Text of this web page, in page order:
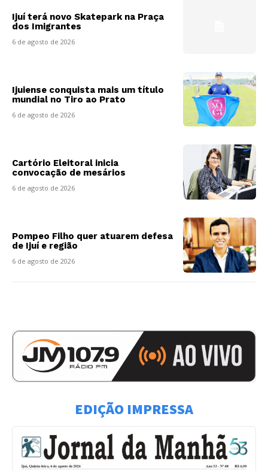
Ijuí terá novo Skatepark na Praça
dos Imigrantes
6 de agosto de 2026
Ijuiense conquista mais um título
mundial no Tiro ao Prato
6 de agosto de 2026
Cartório Eleitoral inicia
convocação de mesários
6 de agosto de 2026
Pompeo Filho quer atuarem defesa
de Ijuí e região
6 de agosto de 2026
EDIÇÃO IMPRESSA